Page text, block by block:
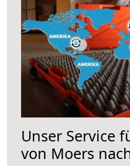
Unser Service
von Moers